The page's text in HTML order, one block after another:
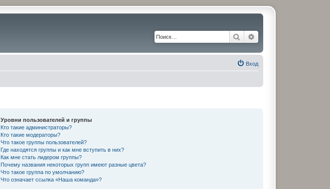
Поиск
Вход
Уровни пользователей и группы
Кто такие администраторы?
Кто такие модераторы?
Что такое группы пользователей?
Где находятся группы и как мне вступить в них?
Как мне стать лидером группы?
Почему названия некоторых групп имеют разные цвета?
Что такое группа по умолчанию?
Что означает ссылка «Наша команда»?